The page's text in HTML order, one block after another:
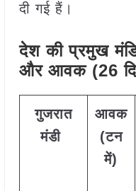
दी गई हैं।
देश की प्रमुख
और आवक (26
गुजरात
मंडी
आवक
(टन
में)